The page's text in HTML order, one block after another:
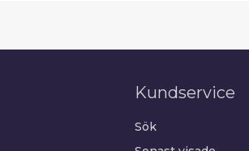
Kundservice
Sök